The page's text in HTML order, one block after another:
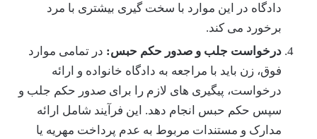
دادگاه در این موارد با سخت گیری بیشتری با مرد
برخورد می کند.
درخواست جلب و صدور حکم حبس: در تمامی موارد
فوق، زن باید با مراجعه به دادگاه خانواده و ارائه
درخواست، پیگیری های لازم را برای صدور حکم جلب و
سپس حکم حبس انجام دهد. این فرآیند شامل ارائه
مدارک و مستندات مربوط به عدم پرداخت مهریه یا